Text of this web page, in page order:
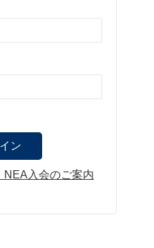
NEA入会のご案内